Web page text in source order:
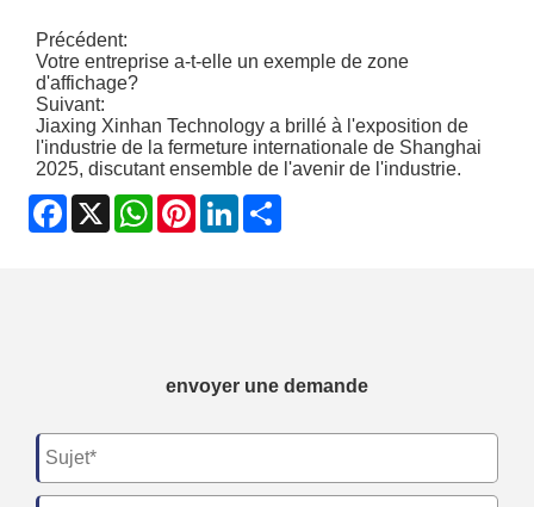
Précédent:
Votre entreprise a-t-elle un exemple de zone
d'affichage?
Suivant:
Jiaxing Xinhan Technology a brillé à l'exposition de
l'industrie de la fermeture internationale de Shanghai
2025, discutant ensemble de l'avenir de l'industrie.
Facebook
X WhatsApp
PinterestLinkedIn
envoyer une demande